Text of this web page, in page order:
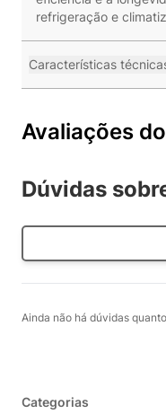
refrigeração e
Características
Avaliações
Dúvidas
Ainda não há dúvidas
Categorias